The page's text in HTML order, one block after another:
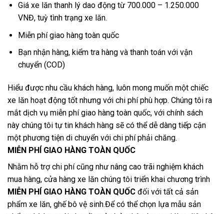
Giá xe lăn thanh lý dao động từ 700.000 – 1.250.000
VNĐ, tuỳ tình trạng xe lăn.
Miễn phí giao hàng toàn quốc
Bạn nhận hàng, kiểm tra hàng và thanh toán với vận
chuyển (COD)
Hiểu được nhu cầu khách hàng, luôn mong muốn một chiếc
xe lăn hoạt động tốt nhưng với chi phí phù hợp. Chúng tôi ra
mắt dịch vụ miễn phí giao hàng toàn quốc, với chính sách
này chúng tôi tự tin khách hàng sẽ có thể dễ dàng tiếp cận
một phương tiện di chuyển với chi phí phải chăng.
MIỄN PHÍ GIAO HÀNG TOÀN QUỐC
Nhằm hỗ trợ chi phí cũng như nâng cao trãi nghiệm khách
mua hàng, cửa hàng xe lăn chúng tôi triển khai chương trình
MIỄN PHÍ GIAO HÀNG TOÀN QUỐC đối với tất cả sản
phẩm xe lăn, ghế bô vệ sinh.Để có thể chọn lựa mẫu sản